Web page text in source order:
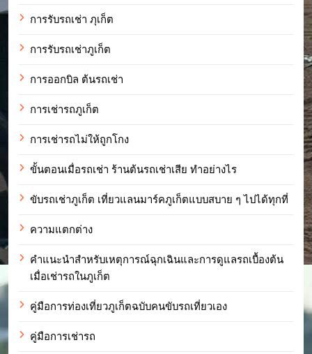
การรับรถเช่า ภุเก็ต
การรับรถเช่าภูเก็ต
การออกบิล ต้นรถเช่า
การเช่ารถภูเก็ต
การเช่ารถไม่ให้ถูกโกง
ขั้นตอนเมื่อรถเช่า ร้านต้นรถเช่าเสีย ทำอย่างไร
ขับรถเช่าภูเก็ต เที่ยวแลนมาร์คภูเก็ตแบบสบาย ๆ ไปได้ทุกที่
ความแตกต่าง
คำแนะนำสำหรับเหตุการณ์ฉุกเฉินและการดูแลรถเบื้องต้น
เมื่อเช่ารถในภูเก็ต
คู่มือการท่องเที่ยวภูเก็ตฉบับคนขับรถเที่ยวเอง
คู่มือการเช่ารถ